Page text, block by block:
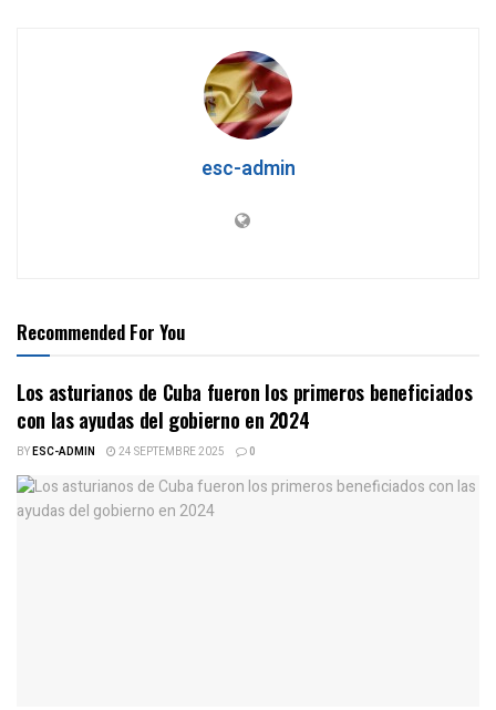
esc-admin
Recommended For You
Los asturianos de Cuba fueron los primeros beneficiados
con las ayudas del gobierno en 2024
BYESC-ADMIN 24 SEPTEMBRE 2025 0